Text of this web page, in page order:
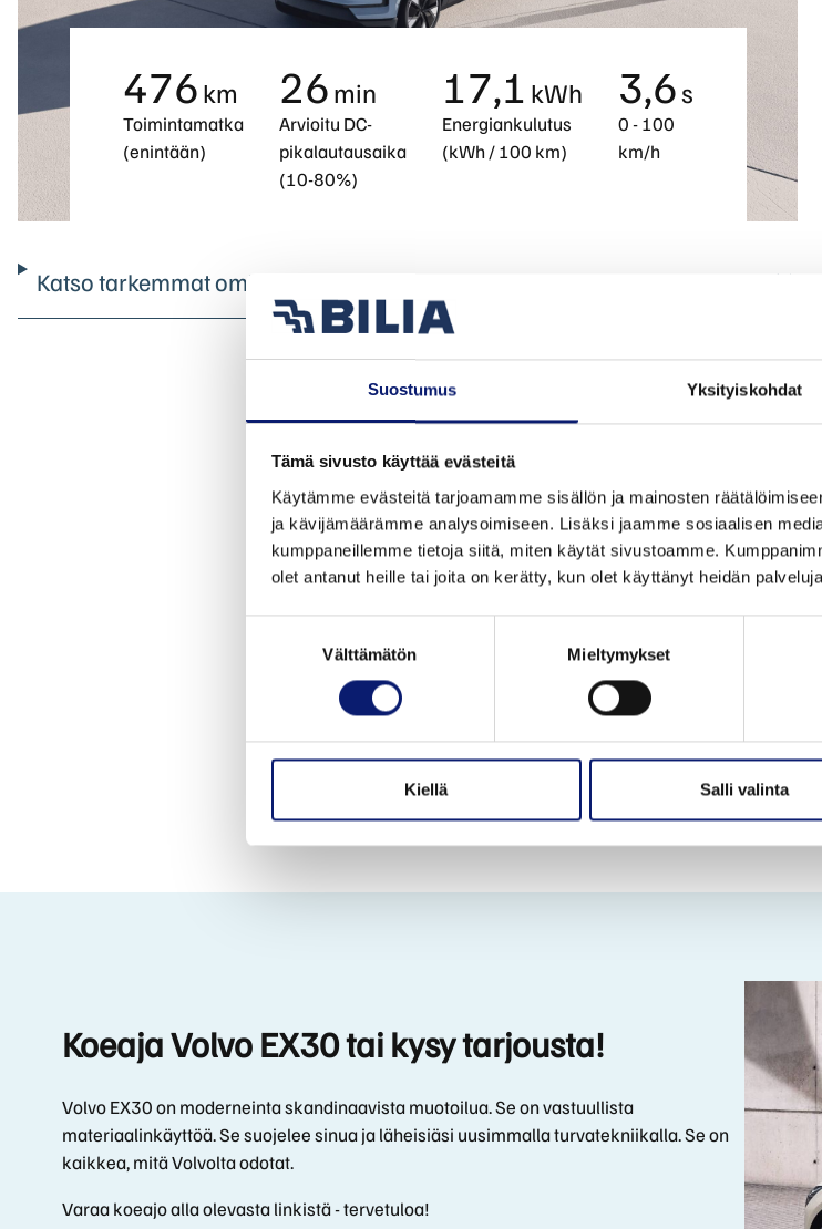
Suostumus Yksityiskohdat
Tämä sivusto käyttää evästeitä
Käytämme evästeitä tarjoamamme sisällön ja mainosten
ja kävijämäärämme analysoimiseen. Lisäksi jaamme sosiaalisen
kumppaneillemme tietoja siitä, miten käytät sivustoamme.
olet antanut heille tai joita on kerätty, kun olet käyttänyt heidän
Välttämätön Mieltymykset
Kiellä Salli valinta
476 km
Toimintamatka
(enintään)
26 min
Arvioitu DC-
pikalautausaika
(10-80%)
17,1 kWh
Energiankulutus
(kWh / 100 km)
3,6s
0 - 100
km/h
Katso tarkemmat ominaisuudet
Koeaja Volvo EX30 tai kysy tarjousta!
Volvo EX30 on moderneinta skandinaavista muotoilua. Se on vastuullista
materiaalinkäyttöä. Se suojelee sinua ja läheisiäsi uusimmalla turvatekniikalla. Se on
kaikkea, mitä Volvolta odotat.
Varaa koeajo alla olevasta linkistä - tervetuloa!